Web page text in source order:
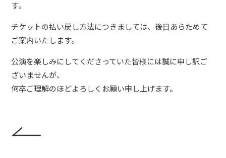
す。
チケットの払い戻し方法につきましては、後日あらためて
ご案内いたします。
公演を楽しみにしてくださっていた皆様には誠に申し訳ご
ざいませんが、
何卒ご理解のほどよろしくお願い申し上げます。